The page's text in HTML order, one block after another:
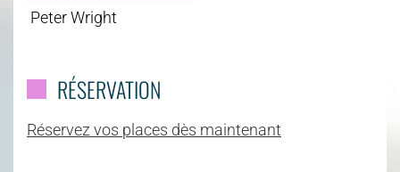
Peter Wright
RÉSERVATION
Réservez vos places dès maintenant